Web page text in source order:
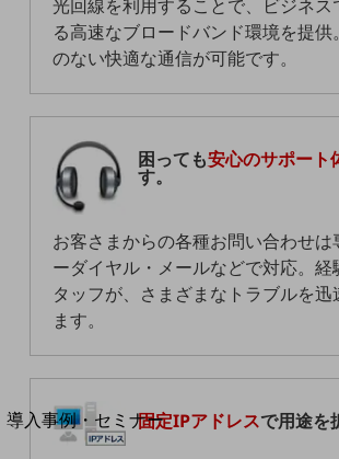
IoT向け回線料金
セキュリティ
運用保守・故障紛失サポート
回線・ネットワーク
お手続き
導入事例・セミナー
導入事例TOP
光回線を利用することで、ビジネス
る高速なブロードバンド環境を提供
のない快適な通信が可能です。
困っても安心のサポート
す。
お客さまからの各種お問い合わせは
ーダイヤル・メールなどで対応。経
タッフが、さまざまなトラブルを迅
ます。
固定IPアドレスで用途を